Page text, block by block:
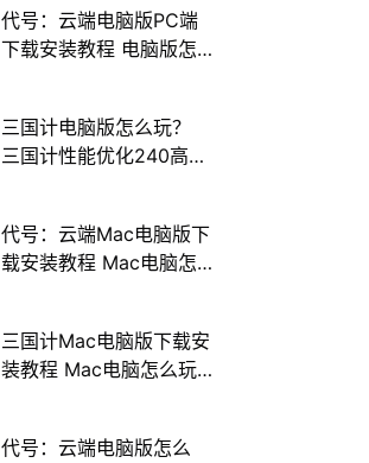
代号：云端电脑版PC端
下载安装教程 电脑版怎
三国计电脑版怎么玩？
三国计性能优化240高帧
代号：云端Mac电脑版下
载安装教程 Mac电脑怎
三国计Mac电脑版下载安
装教程 Mac电脑怎么玩
代号：云端电脑版怎么